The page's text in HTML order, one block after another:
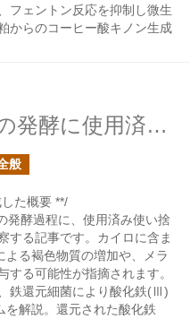
フェントン反応を抑制し微生
からのコーヒー酸キノン生成
米ぬか嫌気ボカシ肥の発酵に使用済み使い捨てカイロを添加したらどうなるか？
般
た概要 **/
発酵過程に、使用済み使い捨
する記事です。カイロに含ま
る褐色物質の増加や、メラ
する可能性が指摘されます。
鉄還元細菌により酸化鉄(Ⅲ)
解説。還元された酸化鉄